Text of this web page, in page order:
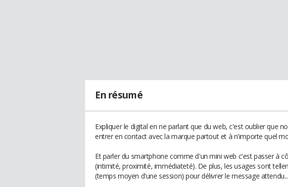
En résumé
Expliquer le digital en ne parlant que du web, c'est oublier que
entrer en contact avec la marque partout et à n'importe quel
Et parler du smartphone comme d'un mini web c'est passer à
(intimité, proximité, immédiateté). De plus, les usages sont
(temps moyen d'une session) pour délivrer le message attendu...